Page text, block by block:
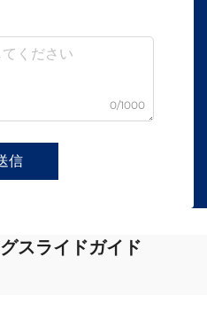
0/1000
信
スライドガイド